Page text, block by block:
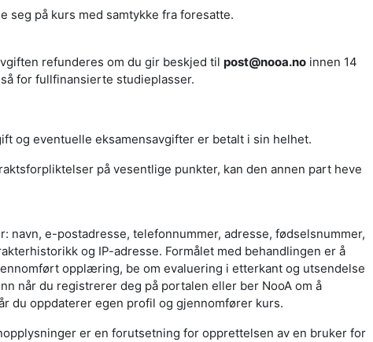
seg på kurs med samtykke fra foresatte.
refunderes om du gir beskjed til post@nooa.no innen 14
for fullfinansierte studieplasser.
og eventuelle eksamensavgifter er betalt i sin helhet.
på vesentlige punkter, kan den annen part heve
navn, e-postadresse, telefonnummer, adresse, fødselsnummer,
og IP-adresse. Formålet med behandlingen er å
opplæring, be om evaluering i etterkant og utsendelse
når du registrerer deg på portalen eller ber NooA om å
du oppdaterer egen profil og gjennomfører kurs.
er en forutsetning for opprettelsen av en bruker for